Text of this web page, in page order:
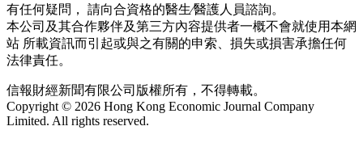
有任何疑問， 請向合資格的醫生∕醫護人員諮詢。
本公司及其合作夥伴及第三方內容提供者一概不會就使用本網
站 所載資訊而引起或與之有關的申索、損失或損害承擔任何
法律責任。
信報財經新聞有限公司版權所有，不得轉載。
Copyright © 2026 Hong Kong Economic Journal Company
Limited. All rights reserved.